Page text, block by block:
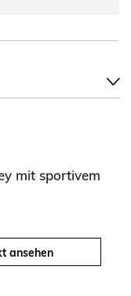
mit sportivem
ansehen